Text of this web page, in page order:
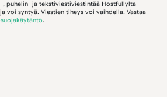
, puhelin- ja tekstiviestiviestintää Hostfullylta
voi syntyä. Viestien tiheys voi vaihdella. Vastaa
.